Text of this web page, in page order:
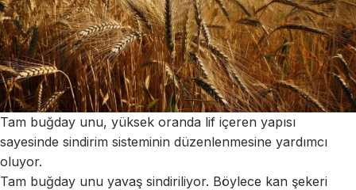
Tam buğday unu, yüksek oranda lif içeren yapısı
sayesinde sindirim sisteminin düzenlenmesine yardımcı
oluyor.
Tam buğday unu yavaş sindiriliyor. Böylece kan şekeri